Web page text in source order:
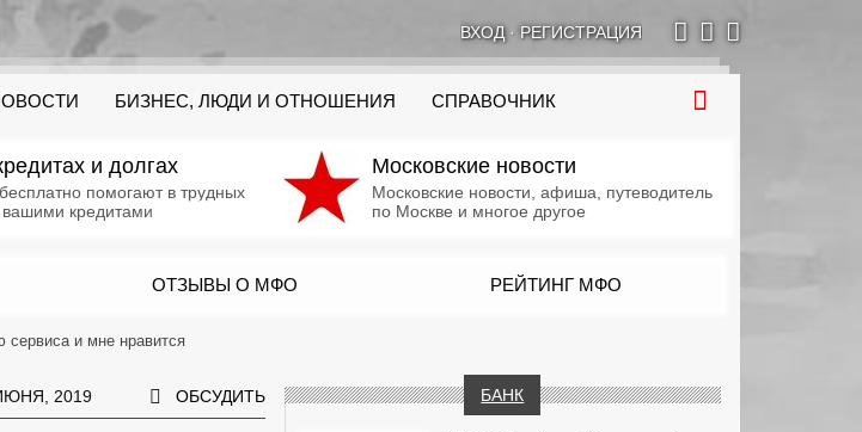
ВХОД· РЕГИСТРАЦИЯ
БИЗНЕС, ЛЮДИ И ОТНОШЕНИЯ СПРАВОЧНИК
и долгах
помогают в трудных
вашими кредитами
Московские новости
Московские новости, афиша, путеводитель
по Москве и многое другое
ОТЗЫВЫ О МФО РЕЙТИНГ МФО
и мне нравится
2019 ОБСУДИТЬ БАНК